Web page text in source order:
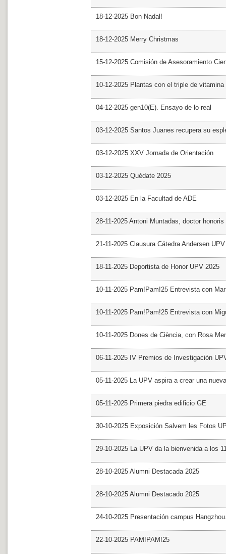
18-12-2025 Bon Nadal!
18-12-2025 Merry Christmas
15-12-2025 Comisión de Asesoramiento
10-12-2025 Plantas con el triple de vitamina
04-12-2025 gen10(E). Ensayo de lo real
03-12-2025 Santos Juanes recupera su
03-12-2025 XXV Jornada de Orientación
03-12-2025 Quédate 2025
03-12-2025 En la Facultad de ADE
28-11-2025 Antoni Muntadas, doctor
21-11-2025 Clausura Cátedra Andersen UPV
18-11-2025 Deportista de Honor UPV 2025
10-11-2025 Pam!Pam!25 Entrevista con
10-11-2025 Pam!Pam!25 Entrevista con
10-11-2025 Dones de Ciència, con Rosa
06-11-2025 IV Premios de Investigación
05-11-2025 La UPV aspira a crear una
05-11-2025 Primera piedra edificio GE
30-10-2025 Exposición Salvem les Fotos
29-10-2025 La UPV da la bienvenida a los
28-10-2025 Alumni Destacada 2025
28-10-2025 Alumni Destacado 2025
24-10-2025 Presentación campus
22-10-2025 PAM!PAM!25